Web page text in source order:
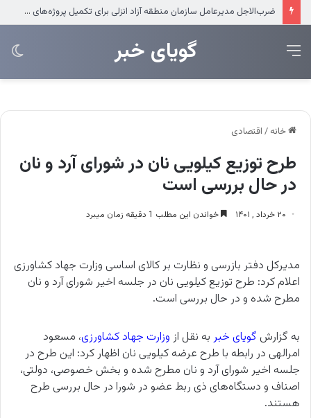
عرضه مستقیم محصولات ایرانول در ایام اربعین
‌‌‌گویای خبر منو
خانه / اقتصادی
طرح توزیع کیلویی نان در شورای آرد و نان
در حال بررسی است
۲۰ خرداد , ۱۴۰۱ خواندن این مطلب 1 دقیقه زمان میبرد
مدیرکل دفتر بازرسی و نظارت بر کالای اساسی وزارت جهاد کشاورزی
اعلام کرد: طرح توزیع کیلویی نان در جلسه اخیر شورای آرد و نان
مطرح شده و در حال بررسی است.
به گزارش گویای خبر به نقل از وزارت جهاد کشاورزی، مسعود
امرالهی در رابطه با طرح عرضه کیلویی نان اظهار کرد: این طرح در
جلسه اخیر شورای آرد و نان مطرح شده و بخش خصوصی، دولتی،
اصناف و دستگاه‌های ذی ربط عضو در شورا در حال بررسی طرح
هستند.